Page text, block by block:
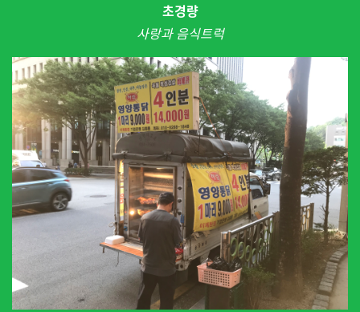
초경량
사랑과 음식트럭